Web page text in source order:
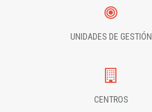
UNIDADES DE GESTIÓN
CENTROS